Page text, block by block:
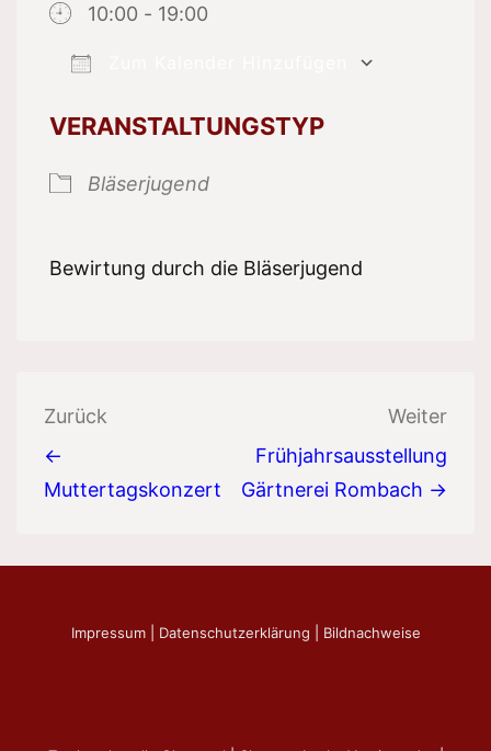
10:00 - 19:00
VERANSTALTUNGSTYP
Bläserjugend
Bewirtung durch die Bläserjugend
Beitragsnavigation
Zurück
←
Muttertagskonzert
Weiter
Frühjahrsausstellung
Gärtnerei Rombach →
Impressum| Datenschutzerklärung Bildnachweise